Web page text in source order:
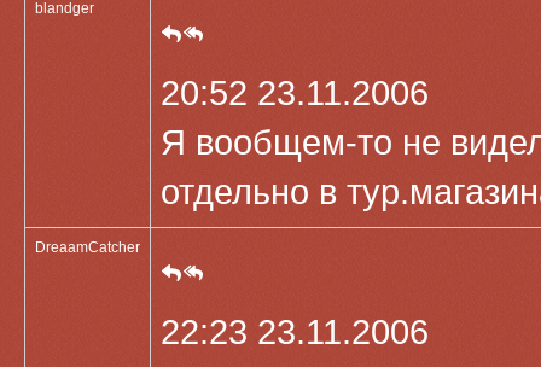
blandger
20:52 23.11.2006
Я вообщем-то не
отдельно в
DreaamCatcher
22:23 23.11.2006